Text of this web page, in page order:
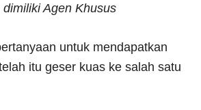
Agen Khusus
untuk mendapatkan
itu geser kuas ke salah satu